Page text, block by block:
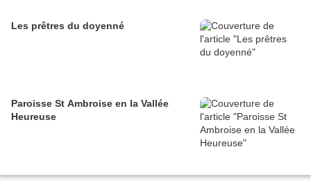
Les prêtres du doyenné
Paroisse St Ambroise en la Vallée
Heureuse